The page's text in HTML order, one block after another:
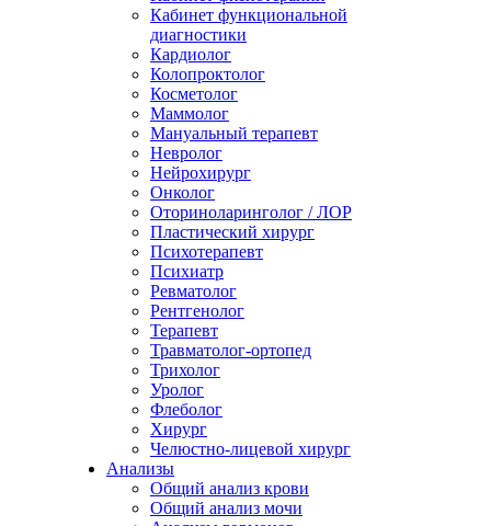
Кабинет функциональной
диагностики
Кардиолог
Колопроктолог
Косметолог
Маммолог
Мануальный терапевт
Невролог
Нейрохирург
Онколог
Оториноларинголог / ЛОР
Пластический хирург
Психотерапевт
Психиатр
Ревматолог
Рентгенолог
Терапевт
Травматолог-ортопед
Трихолог
Уролог
Флеболог
Хирург
Челюстно-лицевой хирург
Анализы
Общий анализ крови
Общий анализ мочи